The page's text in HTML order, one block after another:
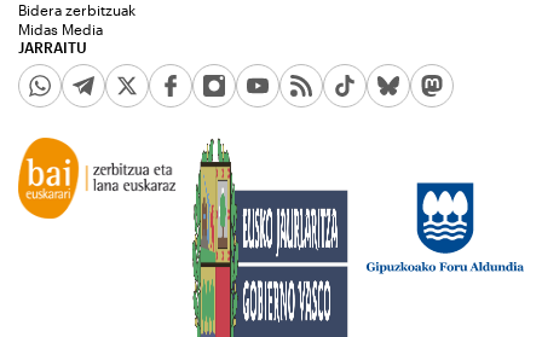
JARRAITU
Bidera zerbitzuak
Midas Media